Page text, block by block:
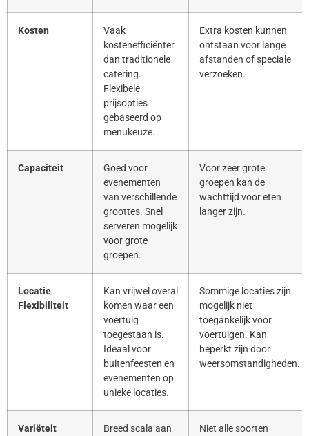
Kosten
Vaak
kostenefficiënter
dan traditionele
catering.
Flexibele
prijsopties
gebaseerd op
menukeuze.
Extra kosten kunnen
ontstaan voor lange
afstanden of speciale
verzoeken.
Capaciteit
Goed voor
evenementen
van verschillende
groottes. Snel
serveren mogelijk
voor grote
groepen.
Voor zeer grote
groepen kan de
wachttijd voor eten
langer zijn.
Locatie
Flexibiliteit
Kan vrijwel overal
komen waar een
voertuig
toegestaan is.
Ideaal voor
buitenfeesten en
evenementen op
unieke locaties.
Sommige locaties zijn
mogelijk niet
toegankelijk voor
voertuigen. Kan
beperkt zijn door
weersomstandigheden.
Variëteit
Breed scala aan
Niet alle soorten